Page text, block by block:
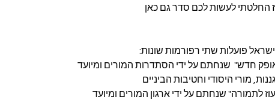
החלטתי לעשות לכם סדר גם כאן
פועלות שתי רפורמות שונות:
חדש"  שנחתם על ידי הסתדרות המורים ומיועד
מורי היסודי וחטיבות הביניים
לתמורה" שנחתם על ידי ארגון המורים ומיועד